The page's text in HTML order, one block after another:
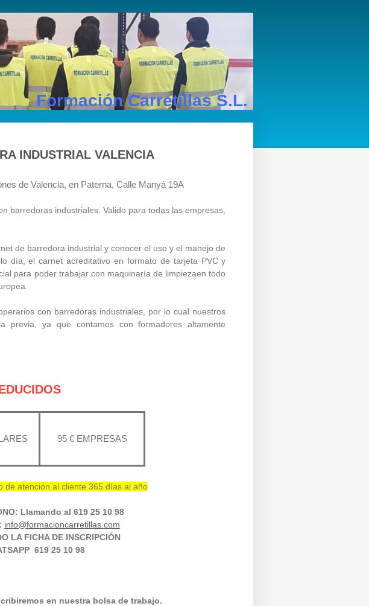
Formación Carretillas S.L.
INDUSTRIAL VALENCIA
de Valencia, en Paterna, Calle Manyá 19A
barredoras industriales. Valido para todas las empresas,
de barredora industrial y conocer el uso y el manejo de
día,el carnet acreditativo en formato de tarjeta PVC y
para poder trabajar con maquinaría de limpiezaen todo
con barredoras industriales, por lo cual nuestros
previa, ya que contamos con formadores altamente
95 € EMPRESAS
de atención al cliente 365 días al año
Llamando al 619 25 10 98
info@formacioncarretillas.com
LA FICHA DE INSCRIPCIÓN
619 25 10 98
en nuestra bolsa de trabajo.